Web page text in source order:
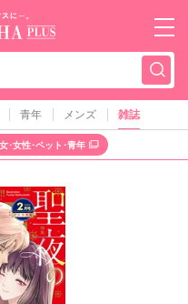
秋水社PLUS（テ
青年 メンズ 雑誌
･女性･ペット･青年